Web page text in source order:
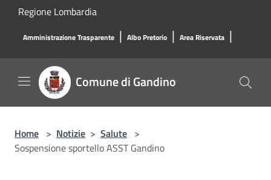
Salta al contenuto principale
Regione Lombardia
Amministrazione Trasparente | Albo Pretorio | Area Riservata |
Comune di Gandino
Home > Notizie > Salute >
Sospensione sportello ASST Gandino